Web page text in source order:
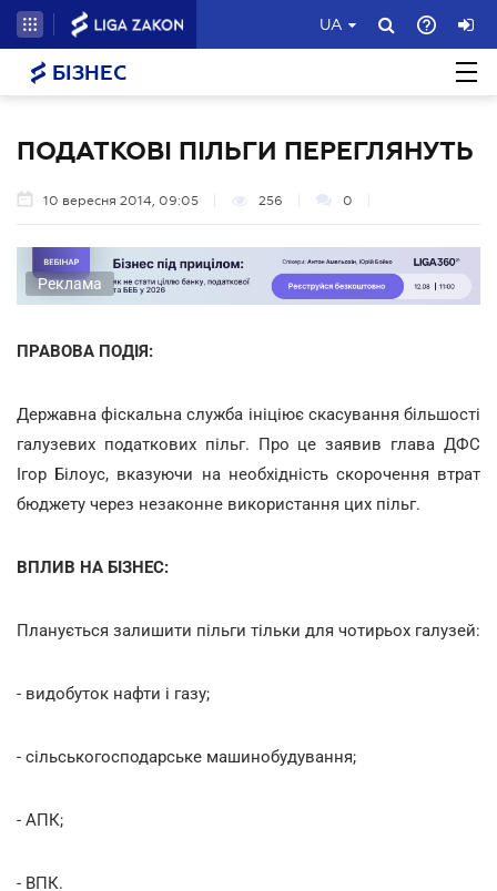
UA
БІЗНЕС
ПОДАТКОВІ ПІЛЬГИ ПЕРЕГЛЯНУТЬ
10 вересня 2014, 09:05 256 0
Реклама
ПРАВОВА ПОДІЯ:
Державна фіскальна служба ініціює скасування більшості
галузевих податкових пільг. Про це заявив глава ДФС
Ігор Білоус, вказуючи на необхідність скорочення втрат
бюджету через незаконне використання цих пільг.
ВПЛИВ НА БІЗНЕС:
Планується залишити пільги тільки для чотирьох галузей:
- видобуток нафти і газу;
- сільськогосподарське машинобудування;
- АПК;
- ВПК.